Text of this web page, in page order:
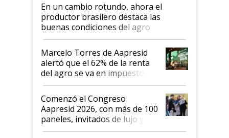
En un cambio rotundo, ahora el
productor brasilero destaca las
buenas condiciones del agro
argentino para invertir: "Los veo
más motivados"
Marcelo Torres de Aapresid
alertó que el 62% de la renta
del agro se va en impuestos:
"No es bueno que en
Argentina se sigan discutiendo
las mismas cosas de hace 50
años"
Comenzó el Congreso
Aapresid 2026, con más de 100
paneles, invitados de lujo y
todas las tendencias